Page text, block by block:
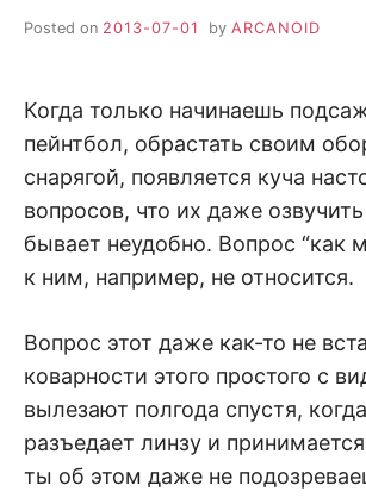
Posted on 2013-07-01 by ARCANOID
Когда только начинаешь
пейнтбол, обрастать своим
снарягой, появляется куча
вопросов, что их даже
бывает неудобно. Вопрос “как
к ним, например, не относится.
Вопрос этот даже как-то не
коварности этого простого с
вылезают полгода спустя,
разъедает линзу и
ты об этом даже не